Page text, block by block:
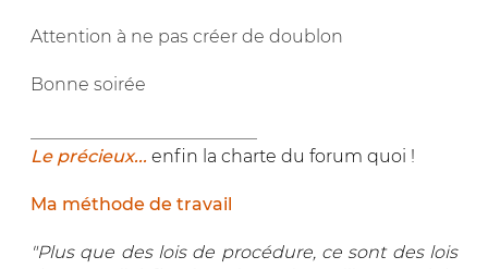
Attention à ne pas créer de doublon
Bonne soirée
Le précieux... enfin la charte du forum quoi !
Ma méthode de travail
"Plus que des lois de procédure, ce sont des lois